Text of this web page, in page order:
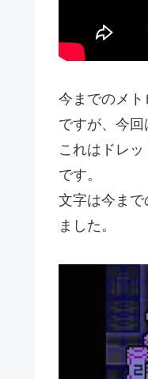
今までのメ
ですが、今回
これはドレ
です。
文字は今まで
ました。